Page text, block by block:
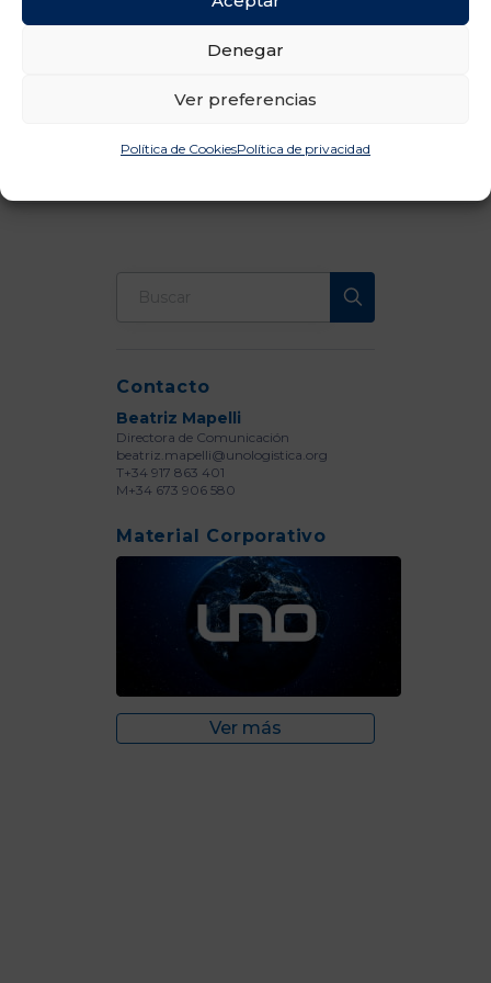
Denegar
Ver preferencias
Política de CookiesPolítica de privacidad
Descargar Nota de Prensa en PDF
Contacto
Beatriz Mapelli
Directora de Comunicación
beatriz.mapelli@unologistica.org
T+34 917 863 401
M+34 673 906 580
Material Corporativo
Ver más